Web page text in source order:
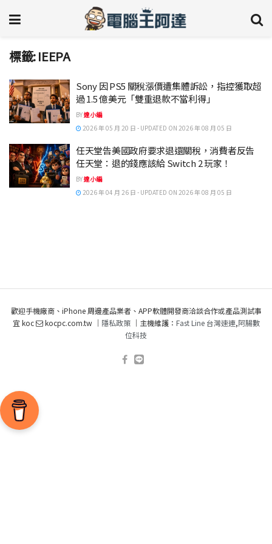
標籤:IEEPA
Sony 因 PS5 關稅漲價遭集體訴訟，指控獲取超
過 1.5 億美元「雙重退款不當利得」
BY達小編
2026 年 05 月 20 日 - UPDATED ON 2026 年 08 月 05 日
任天堂告美國政府要求退還關稅，消費者反告
任天堂：退的錢應該給 Switch 2 玩家！
BY達小編
2026 年 04 月 26 日 - UPDATED ON 2026 年 08 月 05 日
歡迎手機廠商、iPhone 周邊產品業者、APP軟體開發商洽談合作或產品測試事
宜 koc
kocpc.com.tw ｜ 隱私政策｜主機維護： Fast Line 台灣速連,阿腸數
位科技